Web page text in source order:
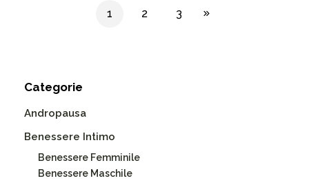
1 2 3
Categorie
Andropausa
Benessere Intimo
Benessere Femminile
Benessere Maschile